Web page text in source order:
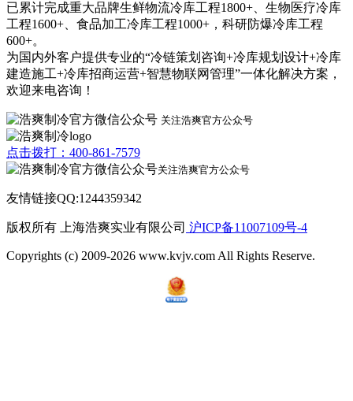
已累计完成重大品牌生鲜物流冷库工程1800+、生物医疗冷库
工程1600+、食品加工冷库工程1000+，科研防爆冷库工程
600+。
为国内外客户提供专业的“冷链策划咨询+冷库规划设计+冷库
建造施工+冷库招商运营+智慧物联网管理”一体化解决方案，
欢迎来电咨询！
关注浩爽官方公众号
点击拨打：400-861-7579
关注浩爽官方公众号
友情链接QQ:1244359342
版权所有 上海浩爽实业有限公司 沪ICP备11007109号-4
Copyrights (c) 2009-2026 www.kvjv.com All Rights Reserve.